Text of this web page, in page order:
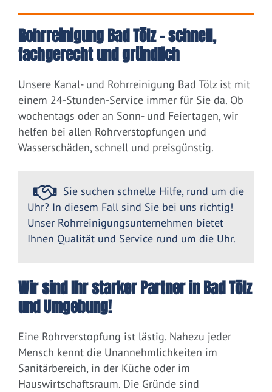
Rohrreinigung Bad Tölz – schnell,
fachgerecht und gründlich
Unsere Kanal- und Rohrreinigung Bad Tölz ist mit
einem 24-Stunden-Service immer für Sie da. Ob
wochentags oder an Sonn- und Feiertagen, wir
helfen bei allen Rohrverstopfungen und
Wasserschäden, schnell und preisgünstig.
Sie suchen schnelle Hilfe, rund um die
Uhr? In diesem Fall sind Sie bei uns richtig!
Unser Rohrreinigungsunternehmen bietet
Ihnen Qualität und Service rund um die Uhr.
Wir sind Ihr starker Partner in Bad Tölz
und Umgebung!
Eine Rohrverstopfung ist lästig. Nahezu jeder
Mensch kennt die Unannehmlichkeiten im
Sanitärbereich, in der Küche oder im
Hauswirtschaftsraum. Die Gründe sind